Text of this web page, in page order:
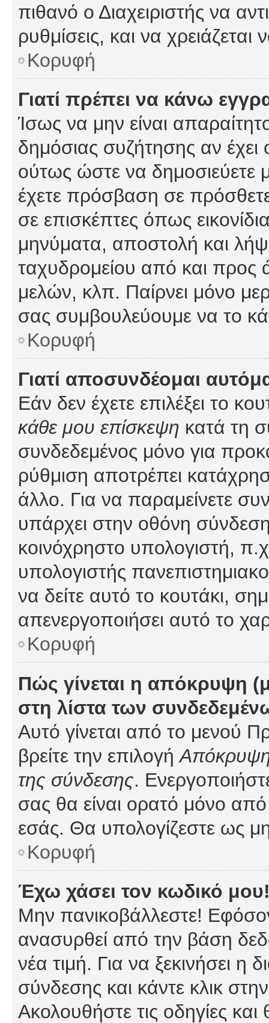
πιθανό ο Διαχειριστής να
ρυθμίσεις, και να χρειάζεται
Κορυφή
Γιατί πρέπει να κάνω
Ίσως να μην είναι
δημόσιας συζήτησης αν έχει
ούτως ώστε να δημοσιεύετε
έχετε πρόσβαση σε
σε επισκέπτες όπως
μηνύματα, αποστολή και
ταχυδρομείου από και προς
μελών, κλπ. Παίρνει μόνο
σας συμβουλεύουμε να το
Κορυφή
Γιατί αποσυνδέομαι
Εάν δεν έχετε επιλέξει το
κάθε μου επίσκεψη κατά τη
συνδεδεμένος μόνο για
ρύθμιση αποτρέπει
άλλο. Για να παραμείνετε
υπάρχει στην οθόνη
κοινόχρηστο υπολογιστή,
υπολογιστής
να δείτε αυτό το κουτάκι,
απενεργοποιήσει αυτό το
Κορυφή
Πώς γίνεται η απόκρυψη
στη λίστα των
Αυτό γίνεται από το μενού
βρείτε την επιλογήΑπόκρυψη
της σύνδεσης.
σας θα είναι ορατό μόνο από
εσάς. Θα υπολογίζεστε ως
Κορυφή
Έχω χάσει τον κωδικό
Μην πανικοβάλλεστε!
ανασυρθεί από την βάση
νέα τιμή. Για να ξεκινήσει η
σύνδεσης και κάντε κλικ
Ακολουθήστε τις οδηγίες